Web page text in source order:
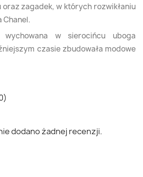
oraz zagadek, w których rozwikłaniu
Chanel.
w sierocińcu uboga
czasie zbudowała modowe
dodano żadnej recenzji.